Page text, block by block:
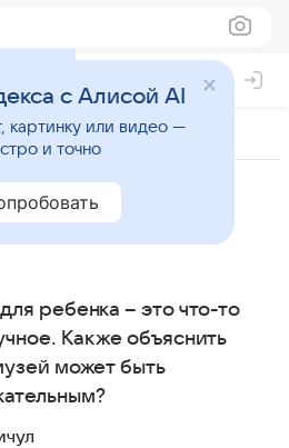
детям о
ребенка – это что-то
Как же объяснить
может быть
с Алисой AI
картинку или видео —
и точно